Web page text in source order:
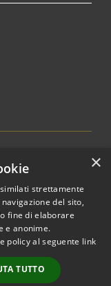
© 2026 • Comune di
•
Accesso
×
strettamente
del sito,
fine di elaborare
e anonime.
policy al seguente link
TUTTO